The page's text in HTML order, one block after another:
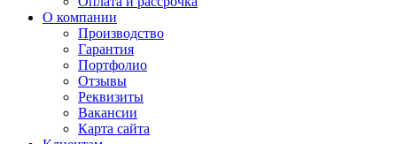
О компании
Производство
Гарантия
Портфолио
Отзывы
Реквизиты
Вакансии
Карта сайта